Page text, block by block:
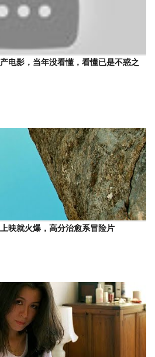
电影，当年没看懂，看懂已是不惑之
映就火爆，高分治愈系冒险片